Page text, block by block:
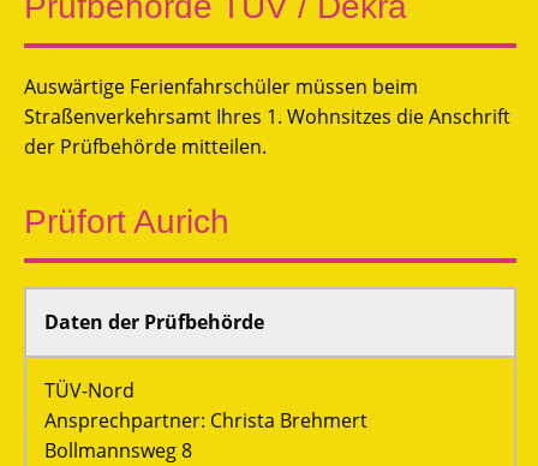
Auswärtige Ferienfahrschüler müssen beim
Straßenverkehrsamt Ihres 1. Wohnsitzes die Anschrift
der Prüfbehörde mitteilen.
Prüfort Aurich
Daten der Prüfbehörde
TÜV-Nord
Ansprechpartner: Christa Brehmert
Bollmannsweg 8